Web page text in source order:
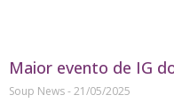
Maior evento de IG
Soup News 21/05/2025